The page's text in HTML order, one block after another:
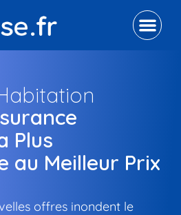
Plus
au Meilleur Prix
offres inondent le